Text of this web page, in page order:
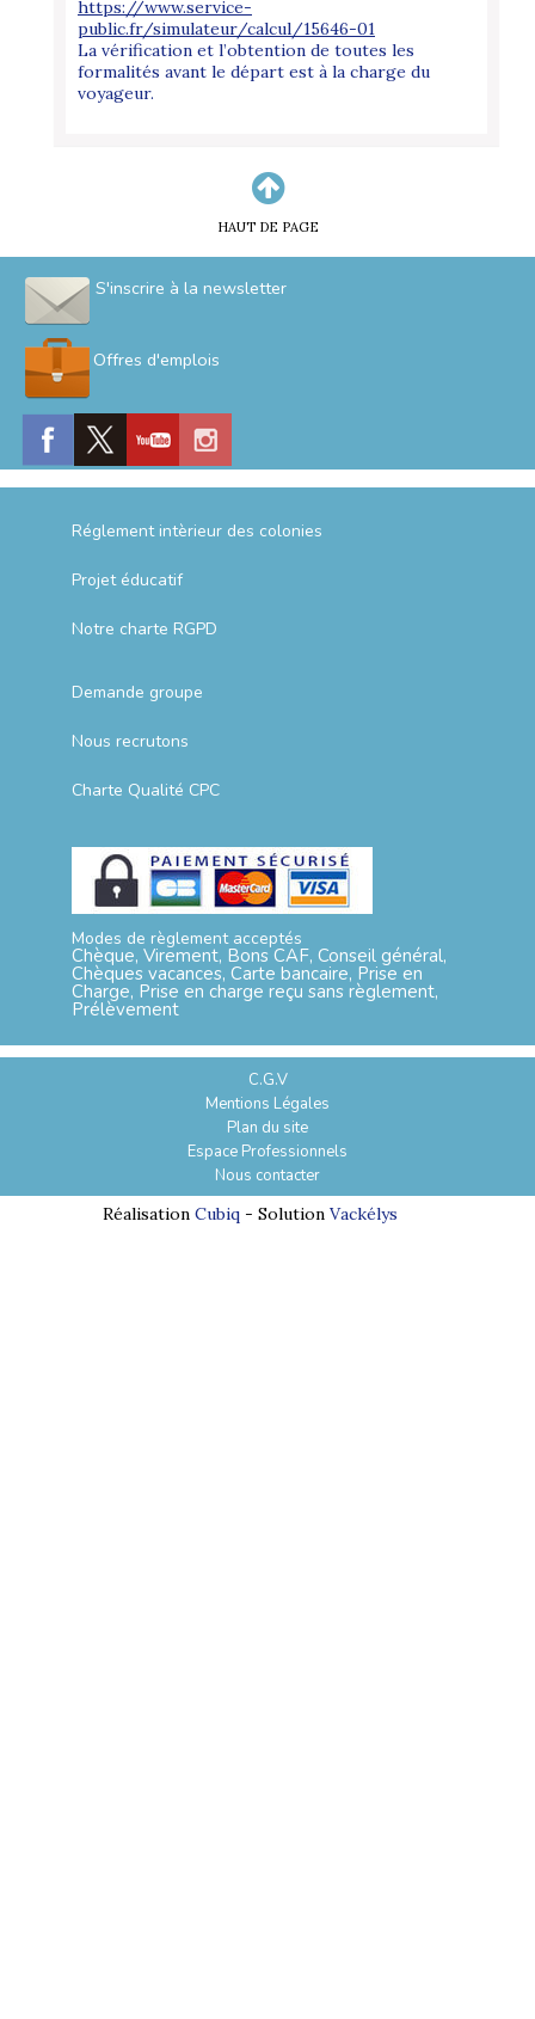
https://www.service-
public.fr/simulateur/calcul/15646-01
La vérification et l’obtention de toutes les
formalités avant le départ est à la charge du
voyageur.
HAUT DE PAGE
S'inscrire à la newsletter
Offres d'emplois
Réglement intèrieur des colonies
Projet éducatif
Notre charte RGPD
Demande groupe
Nous recrutons
Charte Qualité CPC
Modes de règlement acceptés
Chèque, Virement, Bons CAF, Conseil général,
Chèques vacances, Carte bancaire, Prise en
Charge, Prise en charge reçu sans règlement,
Prélèvement
C.G.V
Mentions Légales
Plan du site
Espace Professionnels
Nous contacter
Réalisation Cubiq- Solution Vackélys